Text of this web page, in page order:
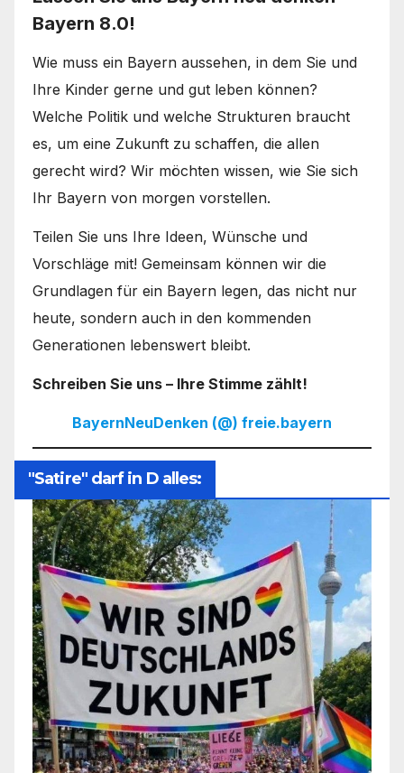
Bayern 8.0!
Wie muss ein Bayern aussehen, in dem Sie und
Ihre Kinder gerne und gut leben können?
Welche Politik und welche Strukturen braucht
es, um eine Zukunft zu schaffen, die allen
gerecht wird? Wir möchten wissen, wie Sie sich
Ihr Bayern von morgen vorstellen.
Teilen Sie uns Ihre Ideen, Wünsche und
Vorschläge mit! Gemeinsam können wir die
Grundlagen für ein Bayern legen, das nicht nur
heute, sondern auch in den kommenden
Generationen lebenswert bleibt.
Schreiben Sie uns – Ihre Stimme zählt!
BayernNeuDenken (@) freie.bayern
"Satire" darf in D alles: